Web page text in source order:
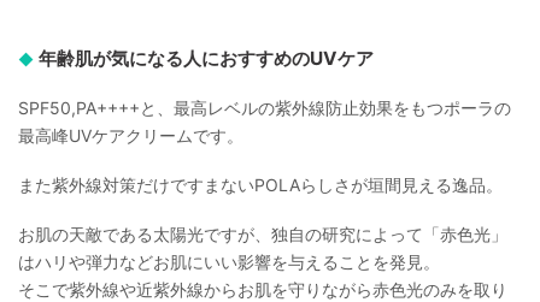
年齢肌が気になる人におすすめのUVケア
SPF50,PA++++と、最高レベルの紫外線防止効果をもつポーラの
最高峰UVケアクリームです。
また紫外線対策だけですまないPOLAらしさが垣間見える逸品。
お肌の天敵である太陽光ですが、独自の研究によって「赤色光」
はハリや弾力などお肌にいい影響を与えることを発見。
そこで紫外線や近紫外線からお肌を守りながら赤色光のみを取り